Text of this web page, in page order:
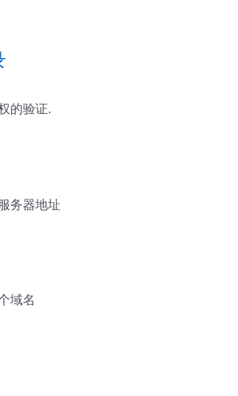
的验证.
务器地址
域名